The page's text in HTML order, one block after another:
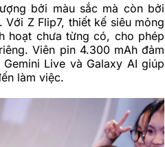
bởi màu sắc mà còn bởi
Z Flip7, thiết kế siêu mỏng
hoạt chưa từng có, cho phép
Viên pin 4.300 mAh đảm
Live và Galaxy AI giúp
làm việc.